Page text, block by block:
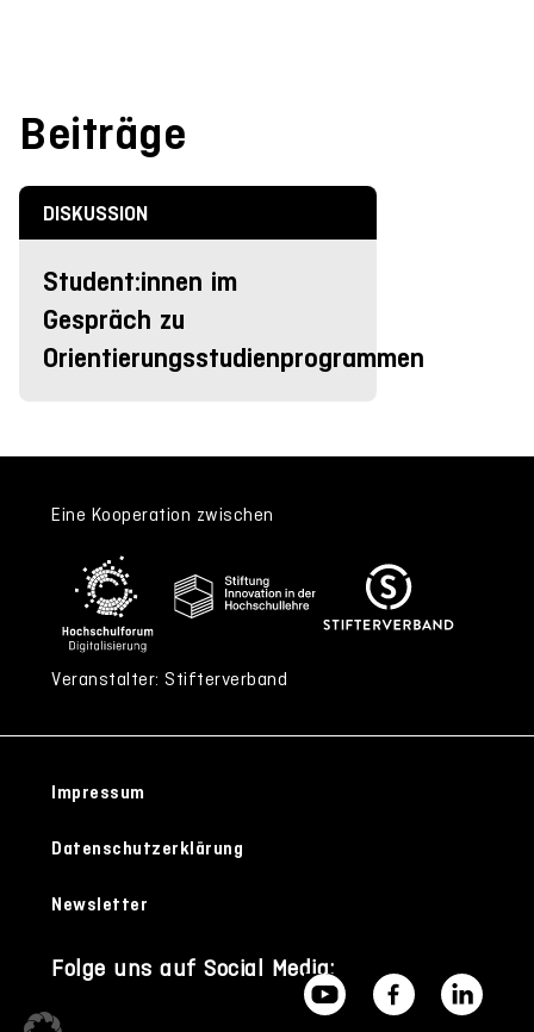
Beiträge
DISKUSSION
Student:innen im
Gespräch zu
Orientierungsstudienprogrammen
Eine Kooperation zwischen
Veranstalter: Stifterverband
Impressum
Datenschutzerklärung
Newsletter
Folge uns auf Social Media: